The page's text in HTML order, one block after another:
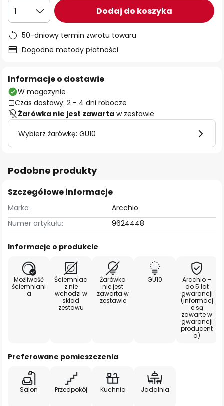
1 Dodaj do koszyka
50-dniowy termin zwrotu towaru
Dogodne metody płatności
Informacje o dostawie
W magazynie
Czas dostawy: 2 - 4 dni robocze
Żarówka nie jest zawarta w zestawie
Wybierz żarówkę: GU10
Podobne produkty
Szczegółowe informacje
Marka
Arcchio
Numer artykułu:
9624448
Informacje o produkcie
Możliwość
ściemniani
a
Ściemniac
z nie
wchodzi w
skład
zestawu
Żarówka
nie jest
zawarta w
zestawie
GU10
Arcchio –
do 5 lat
gwarancji
(informacj
e są
zawarte w
gwarancji
producent
a)
Preferowane pomieszczenia
Salon Przedpokój Kuchnia Jadalnia